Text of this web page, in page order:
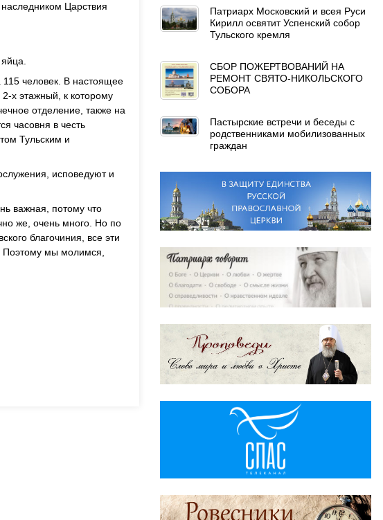
Царствия
115 человек. В настоящее
х этажный, к которому
отделение, также на
часовня в честь
Тульским и
исповедуют и
важная, потому что
же, очень много. Но по
благочиния, все эти
Поэтому мы молимся,
Патриарх Московский и всея Руси
Кирилл освятит Успенский собор
Тульского кремля
СБОР ПОЖЕРТВОВАНИЙ НА
РЕМОНТ СВЯТО-НИКОЛЬСКОГО
СОБОРА
Пастырские встречи и беседы с
родственниками мобилизованных
граждан